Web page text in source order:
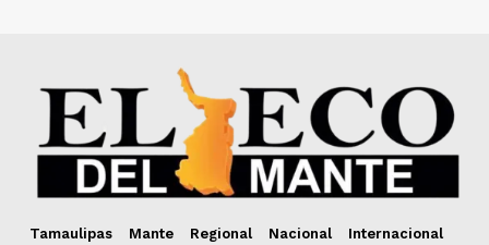
Tamaulipas Mante Regional Nacional
Internacional